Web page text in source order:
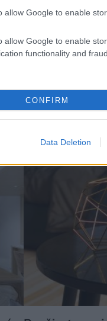
allow Google to enable
allow Google to enable
functionality and
CONFIRM
Data Deletion
ziarovky